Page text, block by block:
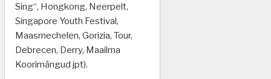
Sing“, Hongkong, Neerpelt,
Singapore Youth Festival,
Maasmechelen, Gorizia, Tour,
Debrecen, Derry, Maailma
Koorimängud jpt).